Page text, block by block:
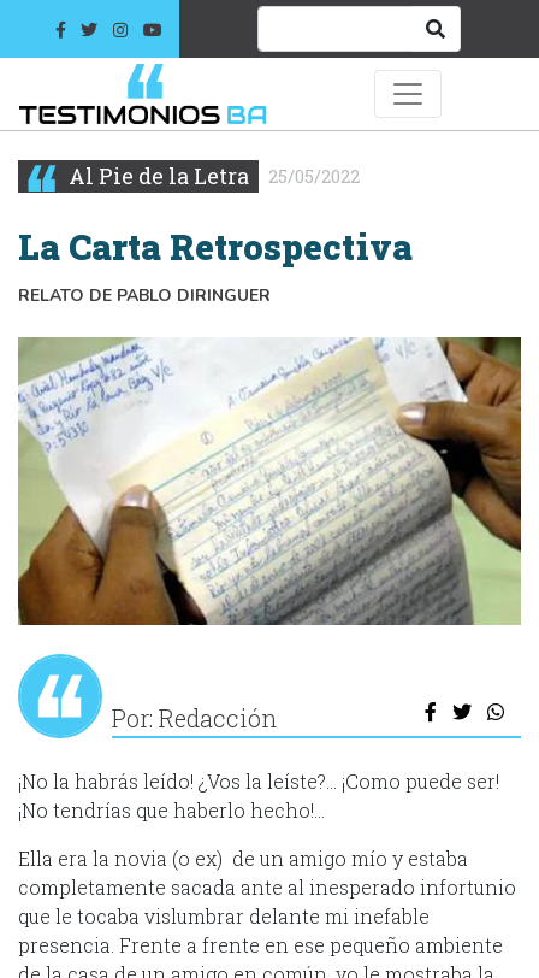
Al Pie de la Letra 25/05/2022
La Carta Retrospectiva
RELATO DE PABLO DIRINGUER
Por: Redacción
¡No la habrás leído! ¿Vos la leíste?… ¡Como puede ser!
¡No tendrías que haberlo hecho!…
Ella era la novia (o ex) de un amigo mío y estaba
completamente sacada ante al inesperado infortunio
que le tocaba vislumbrar delante mi inefable
presencia. Frente a frente en ese pequeño ambiente